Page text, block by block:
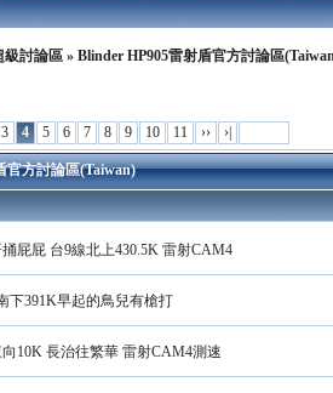
級討論區» Blinder HP905雷射盾官方討論區
3 4 5 6 7 8 9 10 11 ›› ›|
官方討論區(Taiwan)
屁屁 台9線北上430.5K 雷射CAM4
下391K早起的鳥兒有槍打
向10K 長治往繁華 雷射CAM4測速